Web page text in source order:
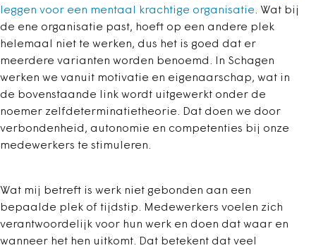
leggen voor een mentaal krachtige organisatie. Wat bij
de ene organisatie past, hoeft op een andere plek
helemaal niet te werken, dus het is goed dat er
meerdere varianten worden benoemd. In Schagen
werken we vanuit motivatie en eigenaarschap, wat in
de bovenstaande link wordt uitgewerkt onder de
noemer zelfdeterminatietheorie. Dat doen we door
verbondenheid, autonomie en competenties bij onze
medewerkers te stimuleren.
Wat mij betreft is werk niet gebonden aan een
bepaalde plek of tijdstip. Medewerkers voelen zich
verantwoordelijk voor hun werk en doen dat waar en
wanneer het hen uitkomt. Dat betekent dat veel